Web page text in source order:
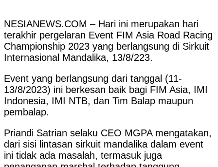
NESIANEWS.COM – Hari ini merupakan hari
terakhir pergelaran Event FIM Asia Road Racing
Championship 2023 yang berlangsung di Sirkuit
Internasional Mandalika, 13/8/223.
Event yang berlangsung dari tanggal (11-
13/8/2023) ini berkesan baik bagi FIM Asia, IMI
Indonesia, IMI NTB, dan Tim Balap maupun
pembalap.
Priandi Satrian selaku CEO MGPA mengatakan,
dari sisi lintasan sirkuit mandalika dalam event
ini tidak ada masalah, termasuk juga